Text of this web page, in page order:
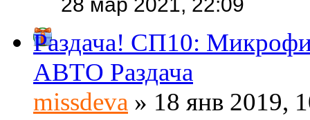
Раздача! СП10:
АВТО Раздача
missdeva » 18 янв 2019,